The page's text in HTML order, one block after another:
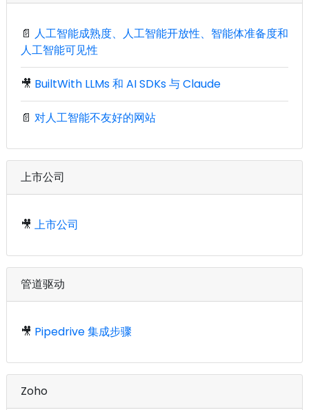
📄 人工智能成熟度、人工智能开放性、智能体准备度和
人工智能可见性
🎥 BuiltWith LLMs 和 AI SDKs 与 Claude
📄 对人工智能不友好的网站
上市公司
🎥 上市公司
管道驱动
🎥 Pipedrive 集成步骤
Zoho